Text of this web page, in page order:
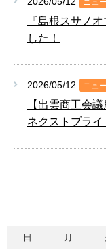
ニュ
『島根スサノ
した！
2026/05/12 ニュ
【出雲商工会
ネクストブライ
日 月